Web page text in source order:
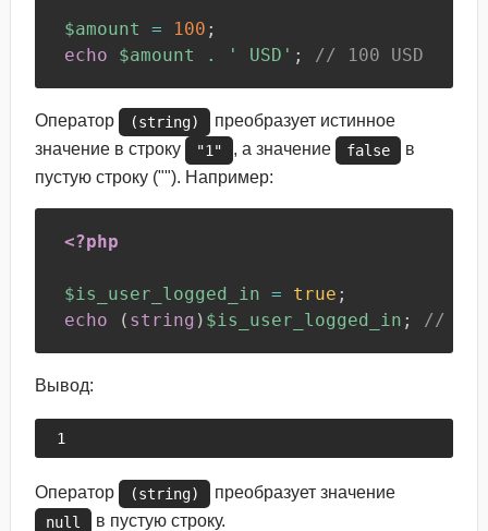
$amount = 100 ;
echo
$amount . ' USD' ; // 100 USD
Оператор (string)
преобразует истинное
значение в строку
"1" , а значение false
в
пустую строку (""). Например:
<?php
$is_user_logged_in = true ;
echo
( string ) $is_user_logged_in ; // 1
Вывод:
1
Оператор (string) преобразует значение
null в пустую строку.